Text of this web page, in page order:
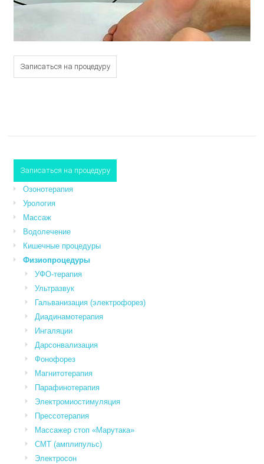
Записаться на процедуру
Записаться на процедуру
Озонотерапия
Урология
Массаж
Водолечение
Кишечные процедуры
Физиопроцедуры
УФО-терапия
Ультразвук
Гальванизация (электрофорез)
Диадинамотерапия
Ингаляции
Дарсонвализация
Фонофорез
Магнитотерапия
Парафинотерапия
Электромиостимуляция
Прессотерапия
Массажер стоп «Марутака»
СМТ (амплипульс)
Электросон